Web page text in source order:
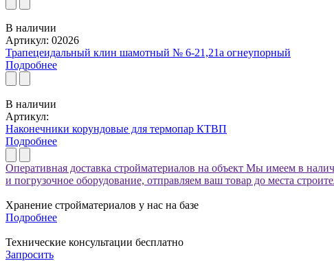
В наличии
Артикул: 02026
Трапецеидальный клин шамотный № 6-21,21а огнеупорный
Подробнее
В наличии
Артикул:
Наконечники корундовые для термопар КТВП
Подробнее
Оперативная доставка стройматериалов на объект Мы имеем в
и погрузочное оборудование, отправляем ваш товар до места
Хранение стройматериалов у нас на базе
Подробнее
Технические консультации бесплатно
Запросить